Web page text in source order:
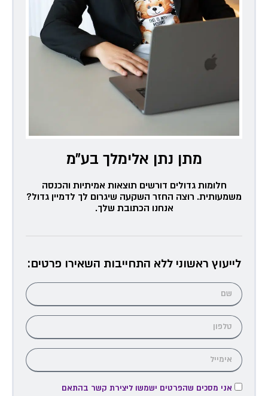
מתן נתן אלימלך בע״מ
חלומות גדולים דורשים תוצאות אמיתיות והכנסה
משמעותית. רוצה החזר השקעה שיגרום לך לדמיין גדול?
אנחנו הכתובת שלך.
לייעוץ ראשוני ללא התחייבות השאירו פרטים:
אני מסכים שהפרטים ישמשו ליצירת קשר בהתאם